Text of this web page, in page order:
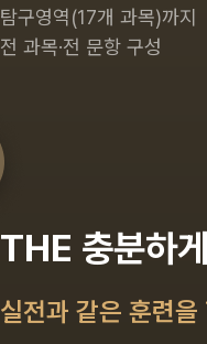
탐구영역(17개 과목)까지
전 과목·전 문항 구성
THE 충분하
실전과 같은 훈련